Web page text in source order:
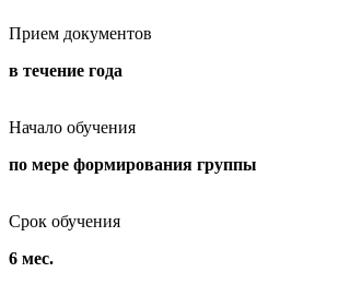
Прием документов
в течение года
Начало обучения
по мере формирования группы
Срок обучения
6 мес.